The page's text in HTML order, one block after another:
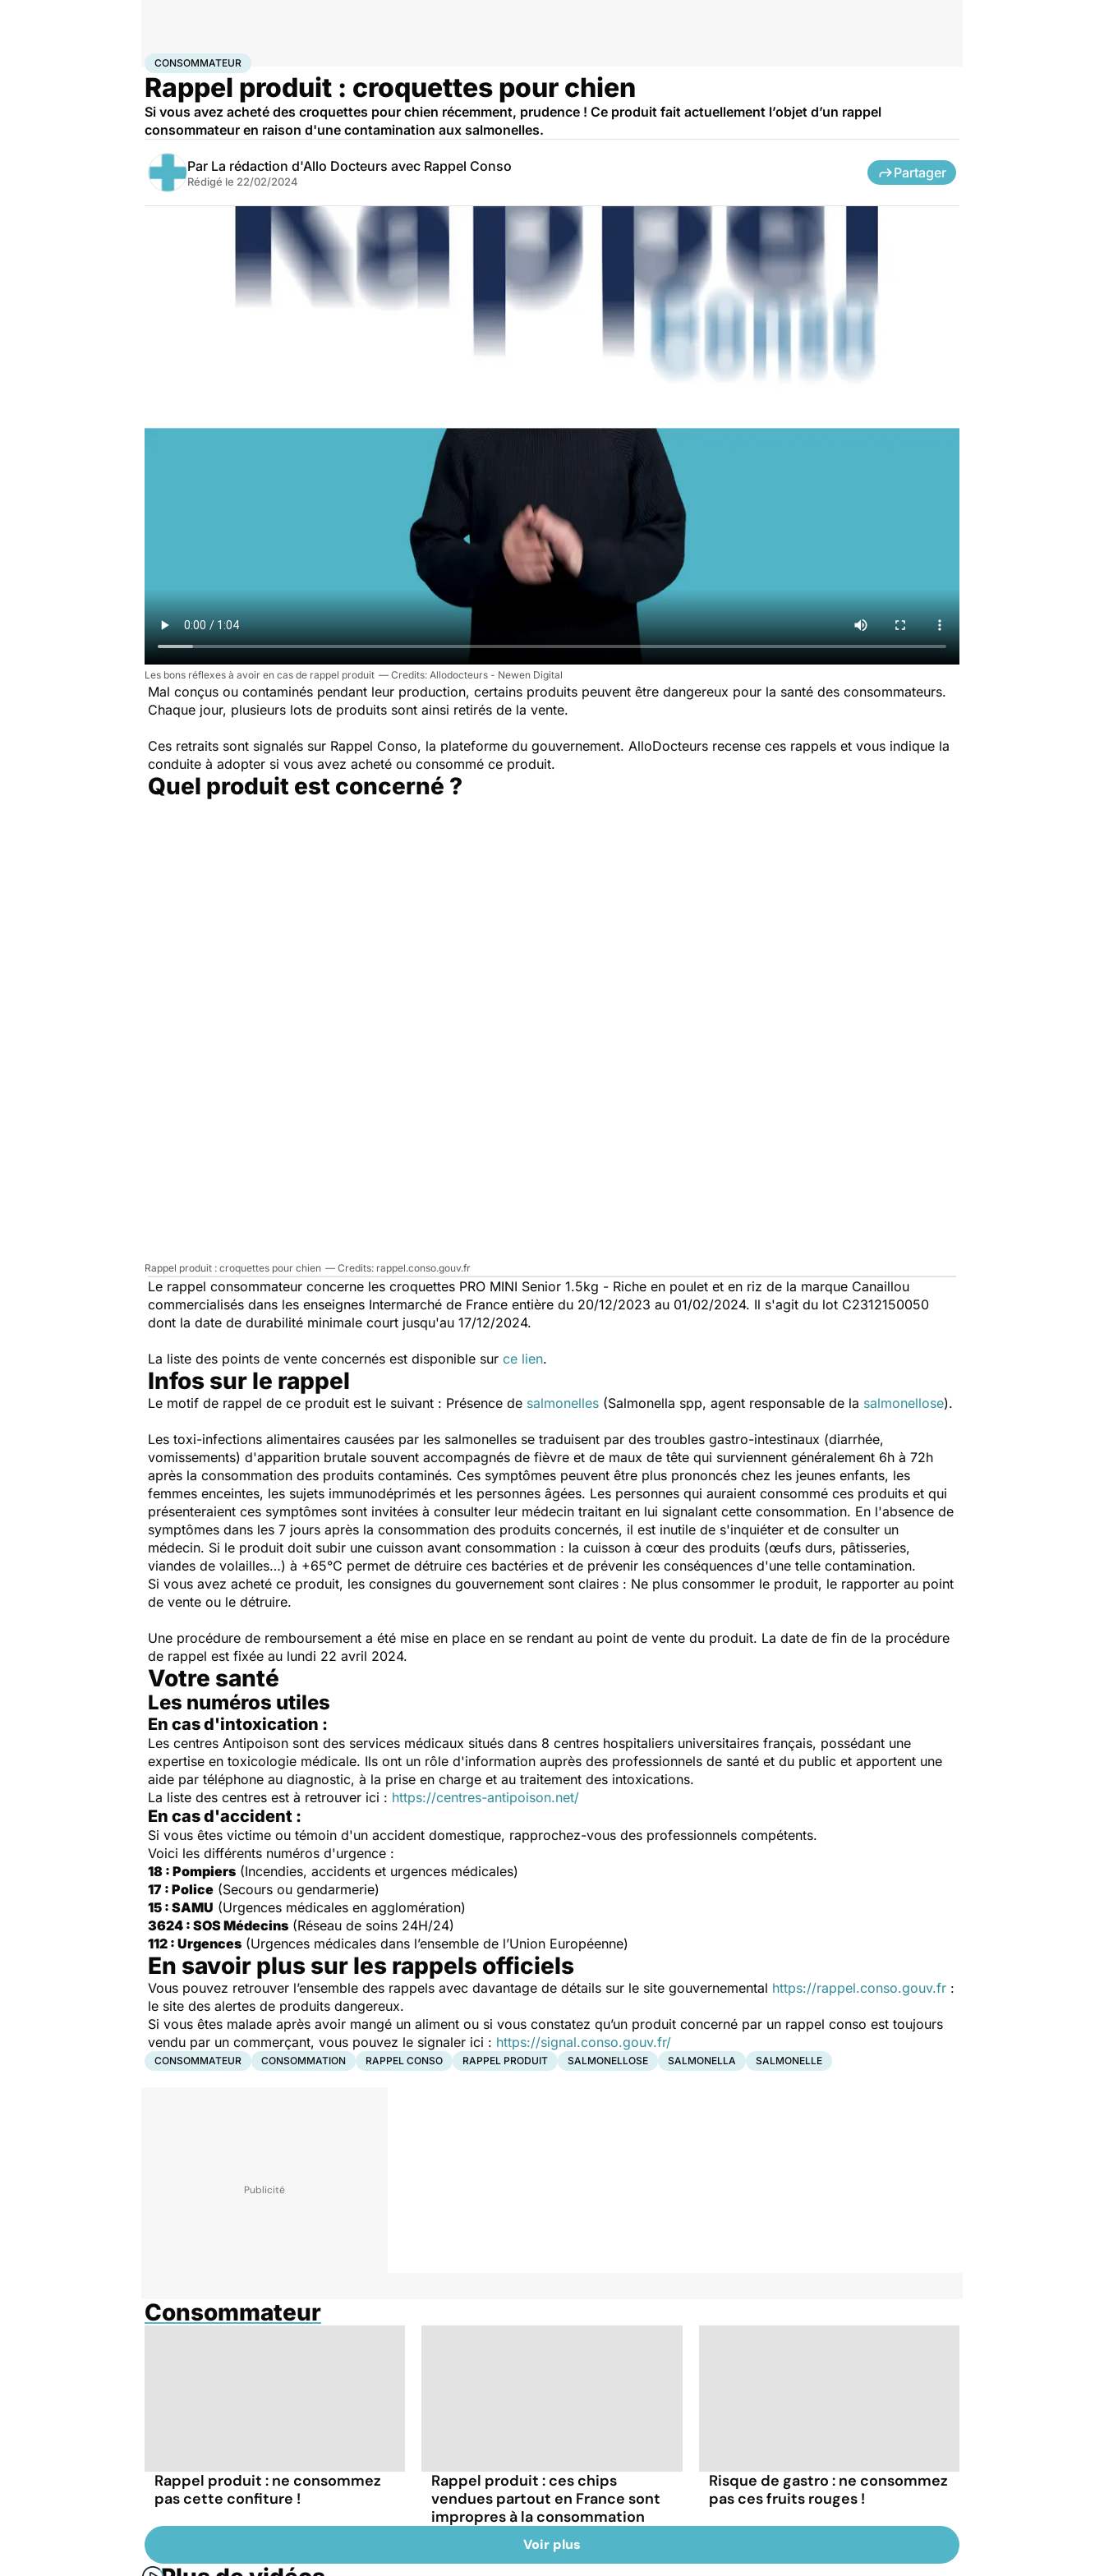
AccueilSantéConsommateur
CONSOMMATEUR
Rappel produit : croquettes pour chien
Si vous avez acheté des croquettes pour chien récemment, prudence ! Ce produit fait actuellement l’objet d’un rappel
consommateur en raison d'une contamination aux salmonelles.
Par La rédaction d'Allo Docteurs avec Rappel Conso
Rédigé le 22/02/2024
Partager
Les bons réflexes à avoir en cas de rappel produit Allodocteurs - Newen Digital
Mal conçus ou contaminés pendant leur production, certains produits peuvent être dangereux pour la santé des consommateurs.
Chaque jour, plusieurs lots de produits sont ainsi retirés de la vente.
Ces retraits sont signalés sur Rappel Conso, la plateforme du gouvernement. AlloDocteurs recense ces rappels et vous indique la
conduite à adopter si vous avez acheté ou consommé ce produit.
Quel produit est concerné ?
Rappel produit : croquettes pour chien rappel.conso.gouv.fr
Le rappel consommateur concerne les croquettes PRO MINI Senior 1.5kg - Riche en poulet et en riz de la marque Canaillou
commercialisés dans les enseignes Intermarché de France entière du 20/12/2023 au 01/02/2024. Il s'agit du lot C2312150050
dont la date de durabilité minimale court jusqu'au 17/12/2024.
La liste des points de vente concernés est disponible sur ce lien.
Infos sur le rappel
Le motif de rappel de ce produit est le suivant : Présence de salmonelles (Salmonella spp, agent responsable de la salmonellose).
Les toxi-infections alimentaires causées par les salmonelles se traduisent par des troubles gastro-intestinaux (diarrhée,
vomissements) d'apparition brutale souvent accompagnés de fièvre et de maux de tête qui surviennent généralement 6h à 72h
après la consommation des produits contaminés. Ces symptômes peuvent être plus prononcés chez les jeunes enfants, les
femmes enceintes, les sujets immunodéprimés et les personnes âgées. Les personnes qui auraient consommé ces produits et qui
présenteraient ces symptômes sont invitées à consulter leur médecin traitant en lui signalant cette consommation. En l'absence de
symptômes dans les 7 jours après la consommation des produits concernés, il est inutile de s'inquiéter et de consulter un
médecin. Si le produit doit subir une cuisson avant consommation : la cuisson à cœur des produits (œufs durs, pâtisseries,
viandes de volailles…) à +65°C permet de détruire ces bactéries et de prévenir les conséquences d'une telle contamination.
Si vous avez acheté ce produit, les consignes du gouvernement sont claires : Ne plus consommer le produit, le rapporter au point
de vente ou le détruire.
Une procédure de remboursement a été mise en place en se rendant au point de vente du produit. La date de fin de la procédure
de rappel est fixée au lundi 22 avril 2024.
Votre santé
Les numéros utiles
En cas d'intoxication :
Les centres Antipoison sont des services médicaux situés dans 8 centres hospitaliers universitaires français, possédant une
expertise en toxicologie médicale. Ils ont un rôle d'information auprès des professionnels de santé et du public et apportent une
aide par téléphone au diagnostic, à la prise en charge et au traitement des intoxications.
La liste des centres est à retrouver ici : https://centres-antipoison.net/
En cas d'accident :
Si vous êtes victime ou témoin d'un accident domestique, rapprochez-vous des professionnels compétents.
Voici les différents numéros d'urgence :
18 : Pompiers (Incendies, accidents et urgences médicales)
17 : Police (Secours ou gendarmerie)
15 : SAMU (Urgences médicales en agglomération)
3624 : SOS Médecins (Réseau de soins 24H/24)
112 : Urgences (Urgences médicales dans l’ensemble de l’Union Européenne)
En savoir plus sur les rappels officiels
Vous pouvez retrouver l’ensemble des rappels avec davantage de détails sur le site gouvernemental https://rappel.conso.gouv.fr :
le site des alertes de produits dangereux.
Si vous êtes malade après avoir mangé un aliment ou si vous constatez qu’un produit concerné par un rappel conso est toujours
vendu par un commerçant, vous pouvez le signaler ici : https://signal.conso.gouv.fr/
CONSOMMATEUR CONSOMMATION RAPPEL CONSO RAPPEL PRODUIT SALMONELLOSE SALMONELLA SALMONELLE
Consommateur
Rappel produit : ne consommez
pas cette confiture !
Rappel produit : ces chips
vendues partout en France sont
impropres à la consommation
Risque de gastro : ne consommez
pas ces fruits rouges !
Voir plus